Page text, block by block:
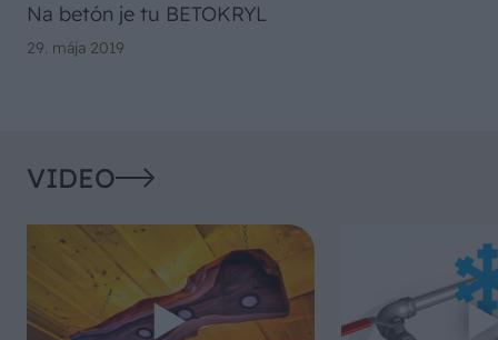
Na betón je tu BETOKRYL
29. mája 2019
VIDEO